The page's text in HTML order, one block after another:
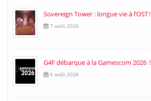
Sovereign Tower : longue vie à l’OST !
7 août 2026
G4F débarque à la Gamescom 2026 !
6 août 2026